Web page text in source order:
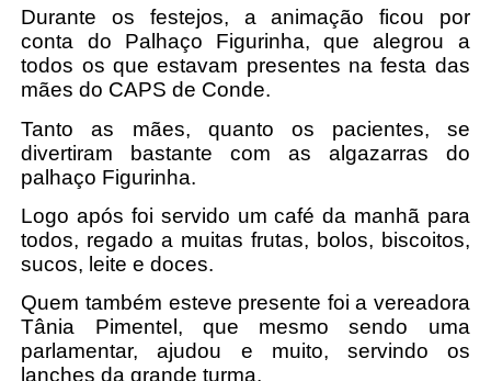
Durante os festejos, a animação ficou por
conta do Palhaço Figurinha, que alegrou a
todos os que estavam presentes na festa das
mães do CAPS de Conde.
Tanto as mães, quanto os pacientes, se
divertiram bastante com as algazarras do
palhaço Figurinha.
Logo após foi servido um café da manhã para
todos, regado a muitas frutas, bolos, biscoitos,
sucos, leite e doces.
Quem também esteve presente foi a vereadora
Tânia Pimentel, que mesmo sendo uma
parlamentar, ajudou e muito, servindo os
lanches da grande turma.